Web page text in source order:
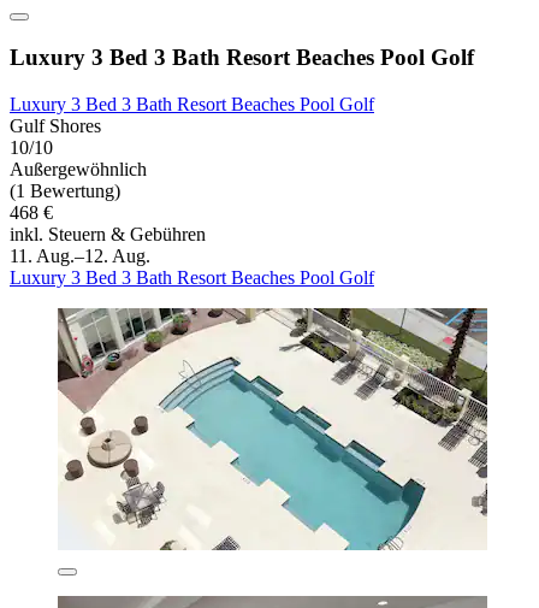
Luxury 3 Bed 3 Bath Resort Beaches Pool Golf
Luxury 3 Bed 3 Bath Resort Beaches Pool Golf
Gulf Shores
10/10
Außergewöhnlich
(1 Bewertung)
468 €
inkl. Steuern & Gebühren
11. Aug.–12. Aug.
Luxury 3 Bed 3 Bath Resort Beaches Pool Golf